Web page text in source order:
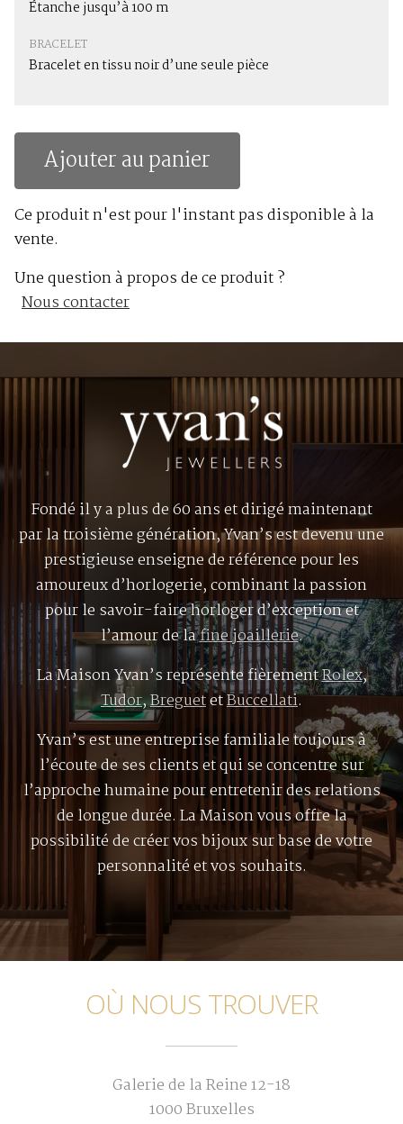
Étanche jusqu’à 100 m
BRACELET
Bracelet en tissu noir d’une seule pièce
Ajouter au panier
Ce produit n'est pour l'instant pas disponible à la
vente.
Une question à propos de ce produit ?
Nous contacter
Fondé il y a plus de 60 ans et dirigé maintenant
par la troisième génération, Yvan’s est devenu une
prestigieuse enseigne de référence pour les
amoureux d’horlogerie, combinant la passion
pour le savoir-faire horloger d’exception et
l’amour de lafine joaillerie.
La Maison Yvan’s représente fièrementRolex,
Tudor,BreguetetBuccellati.
Yvan’s est une entreprise familiale toujours à
l’écoute de ses clients et qui se concentre sur
l’approche humaine pour entretenir des relations
de longue durée. La Maison vous offre la
possibilité de créer vos bijoux sur base de votre
personnalité et vos souhaits.
OÙ NOUS TROUVER
Galerie de la Reine 12-18
1000 Bruxelles